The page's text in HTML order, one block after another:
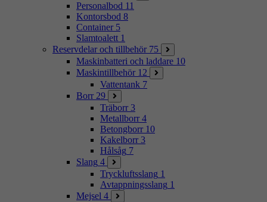
Personalbod 11
Kontorsbod 8
Container 5
Slamtoalett 1
Reservdelar och tillbehör 75
Maskinbatteri och laddare 10
Maskintillbehör 12
Vattentank 7
Borr 29
Träborr 3
Metallborr 4
Betongborr 10
Kakelborr 3
Hålsåg 7
Slang 4
Tryckluftsslang 1
Avtappningsslang 1
Mejsel 4